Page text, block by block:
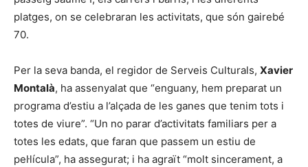
platges, on se celebraran les activitats, que són gairebé
70.
Per la seva banda, el regidor de Serveis Culturals, Xavier
Montalà, ha assenyalat que “enguany, hem preparat un
programa d’estiu a l’alçada de les ganes que tenim tots i
totes de viure”. “Un no parar d’activitats familiars per a
totes les edats, que faran que passem un estiu de
pel·lícula”, ha assegurat; i ha agraït “molt sincerament, a